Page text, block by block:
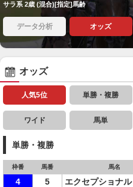
サラ系 2歳 (混合)[指定]馬齢
データ分析 オッズ
オッズ
人気5位 単勝・複勝
ワイド 馬単
単勝・複勝
枠番 馬番 馬名
4 5 エクセプショナル